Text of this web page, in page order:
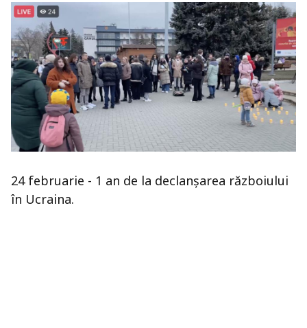
24 februarie - 1 an de la declanșarea războiului
în Ucraina.